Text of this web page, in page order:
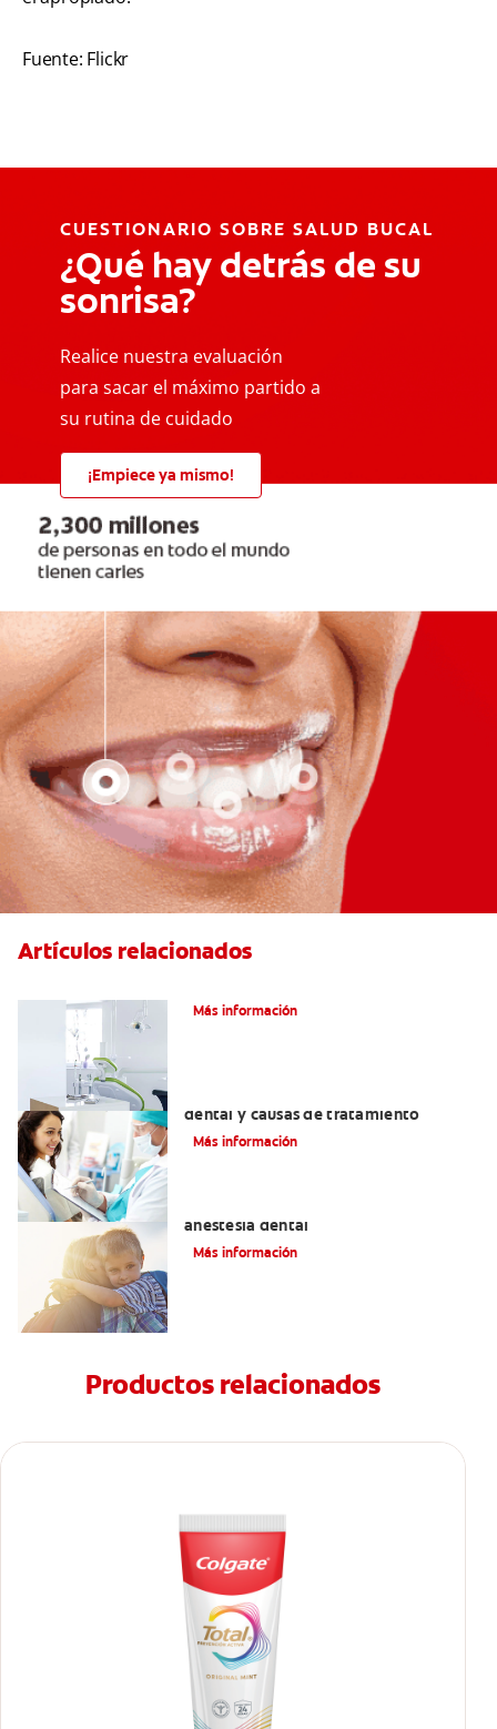
Fuente: Flickr
CUESTIONARIO SOBRE SALUD BUCAL
¿Qué hay detrás de su
sonrisa?
Realice nuestra evaluación
para sacar el máximo partido a
su rutina de cuidado
¡Empiece ya mismo!
Artículos relacionados
Más información
dental y causas de tratamiento
Más información
anestesia dental
Más información
Productos relacionados